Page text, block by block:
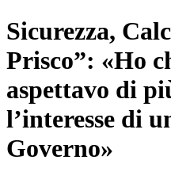
Sicurezza,
Prisco”: «Ho
aspettavo di
l’interesse di
Governo»